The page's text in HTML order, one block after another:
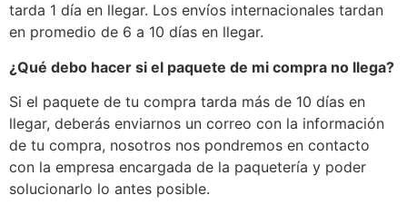
tarda 1 día en llegar. Los envíos internacionales tardan
en promedio de 6 a 10 días en llegar.
¿Qué debo hacer si el paquete de mi compra no llega?
Si el paquete de tu compra tarda más de 10 días en
llegar, deberás enviarnos un correo con la información
de tu compra, nosotros nos pondremos en contacto
con la empresa encargada de la paquetería y poder
solucionarlo lo antes posible.